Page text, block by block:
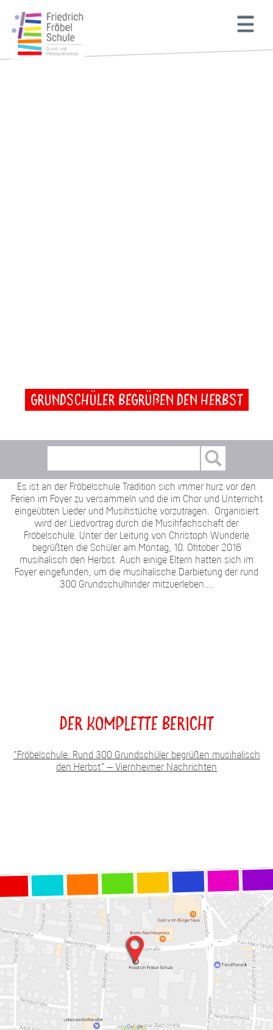
Grundschüler begrüßen den Herbst
Es ist an der Fröbelschule Tradition sich immer kurz vor den
Ferien im Foyer zu versammeln und die im Chor und Unterricht
eingeübten Lieder und Musikstücke vorzutragen. Organisiert
wird der Liedvortrag durch die Musikfachschaft der
Fröbelschule. Unter der Leitung von Christoph Wunderle
begrüßten die Schüler am Montag, 10. Oktober 2016
musikalisch den Herbst. Auch einige Eltern hatten sich im
Foyer eingefunden, um die musikalische Darbietung der rund
300 Grundschulkinder mitzuerleben….
Der komplette Bericht
“Fröbelschule: Rund 300 Grundschüler begrüßen musikalisch
den Herbst” – Viernheimer Nachrichten